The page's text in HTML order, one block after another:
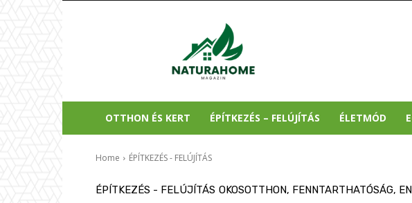
OTTHON ÉS KERT ÉPÍTKEZÉS – FELÚJÍTÁS ÉLETMÓD
Home ÉPÍTKEZÉS - FELÚJÍTÁS
ÉPÍTKEZÉS - FELÚJÍTÁS OKOSOTTHON, FENNTARTHATÓSÁG,